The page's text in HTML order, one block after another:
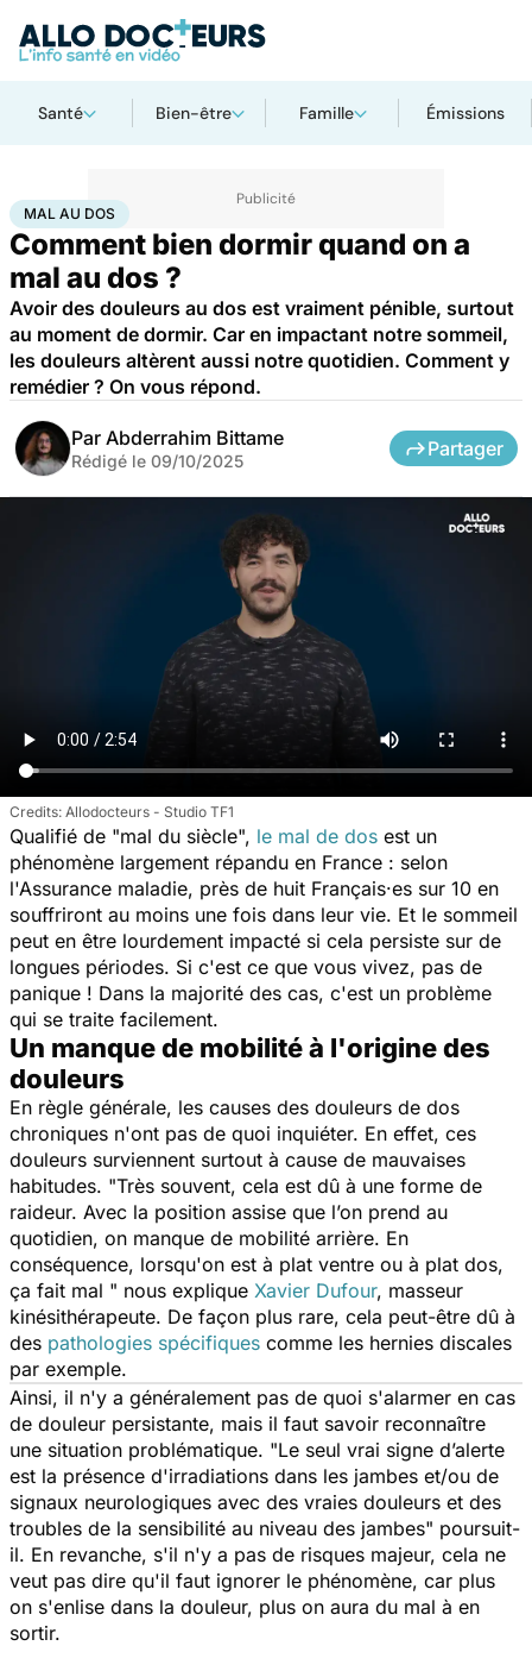
Santé Bien-être Famille Émissions
AccueilBien-être
MAL AU DOS
Comment bien dormir quand on a
mal au dos ?
Avoir des douleurs au dos est vraiment pénible, surtout
au moment de dormir. Car en impactant notre sommeil,
les douleurs altèrent aussi notre quotidien. Comment y
remédier ? On vous répond.
Par Abderrahim Bittame
Rédigé le 09/10/2025
Partager
Allodocteurs - Studio TF1
Qualifié de "mal du siècle", le mal de dos est un
phénomène largement répandu en France : selon
l'Assurance maladie, près de huit Français·es sur 10 en
souffriront au moins une fois dans leur vie. Et le sommeil
peut en être lourdement impacté si cela persiste sur de
longues périodes. Si c'est ce que vous vivez, pas de
panique ! Dans la majorité des cas, c'est un problème
qui se traite facilement.
Un manque de mobilité à l'origine des
douleurs
En règle générale, les causes des douleurs de dos
chroniques n'ont pas de quoi inquiéter. En effet, ces
douleurs surviennent surtout à cause de mauvaises
habitudes. "Très souvent, cela est dû à une forme de
raideur. Avec la position assise que l’on prend au
quotidien, on manque de mobilité arrière. En
conséquence, lorsqu'on est à plat ventre ou à plat dos,
ça fait mal " nous explique Xavier Dufour, masseur
kinésithérapeute. De façon plus rare, cela peut-être dû à
des pathologies spécifiques comme les hernies discales
par exemple.
Ainsi, il n'y a généralement pas de quoi s'alarmer en cas
de douleur persistante, mais il faut savoir reconnaître
une situation problématique. "Le seul vrai signe d’alerte
est la présence d'irradiations dans les jambes et/ou de
signaux neurologiques avec des vraies douleurs et des
troubles de la sensibilité au niveau des jambes" poursuit-
il. En revanche, s'il n'y a pas de risques majeur, cela ne
veut pas dire qu'il faut ignorer le phénomène, car plus
on s'enlise dans la douleur, plus on aura du mal à en
sortir.